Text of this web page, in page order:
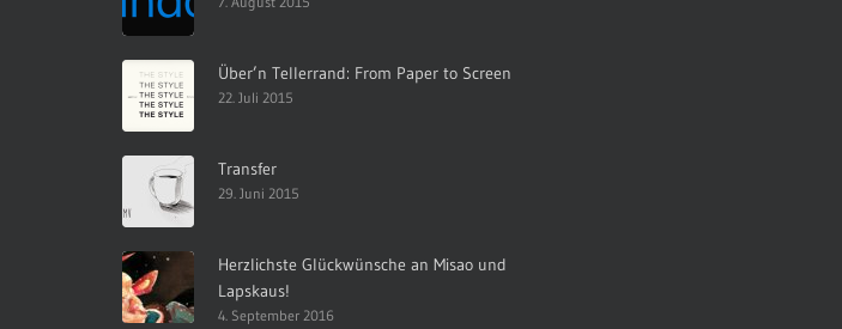
Über’n Tellerrand: From Paper to Screen
22. Juli 2015
Transfer
29. Juni 2015
Herzlichste Glückwünsche an Misao und
Lapskaus!
4. September 2016